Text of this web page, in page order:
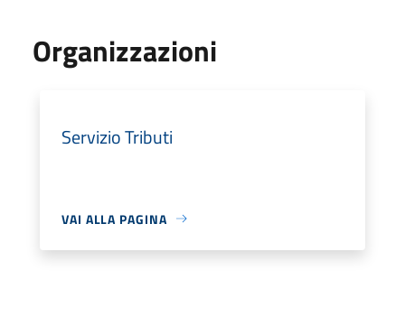
Organizzazioni
Servizio Tributi
VAI ALLA PAGINA